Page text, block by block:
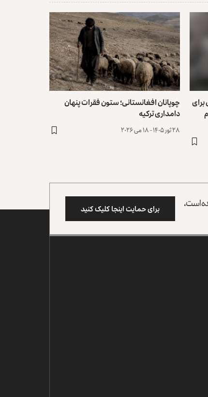
چوپانان افغانستانی؛ ستون فقرات پنهان
دامداری ترکیه
۲۸ ثور ۱۴۰۵ - ۱۸ می ۲۰۲۶
است، برای حمایت اینجا کلیک کنید